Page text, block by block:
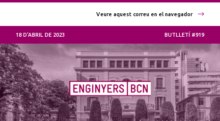
Veure aquest correu en el navegador
18 D'ABRIL DE 2023 BUTLLETÍ #919